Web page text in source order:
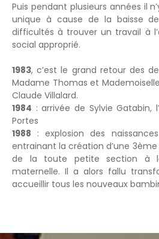
Puis pendant plusieurs années il
unique à cause de la baisse
difficultés à trouver un travail à
social approprié.
1983, c’est le grand retour des
Madame Thomas et
Claude Villalard.
1984 : arrivée de Sylvie Gatabin,
Portes
1988 : explosion des
entrainant la création d’une 3ème
de la toute petite section à
maternelle. Il a alors fallu
accueillir tous les nouveaux